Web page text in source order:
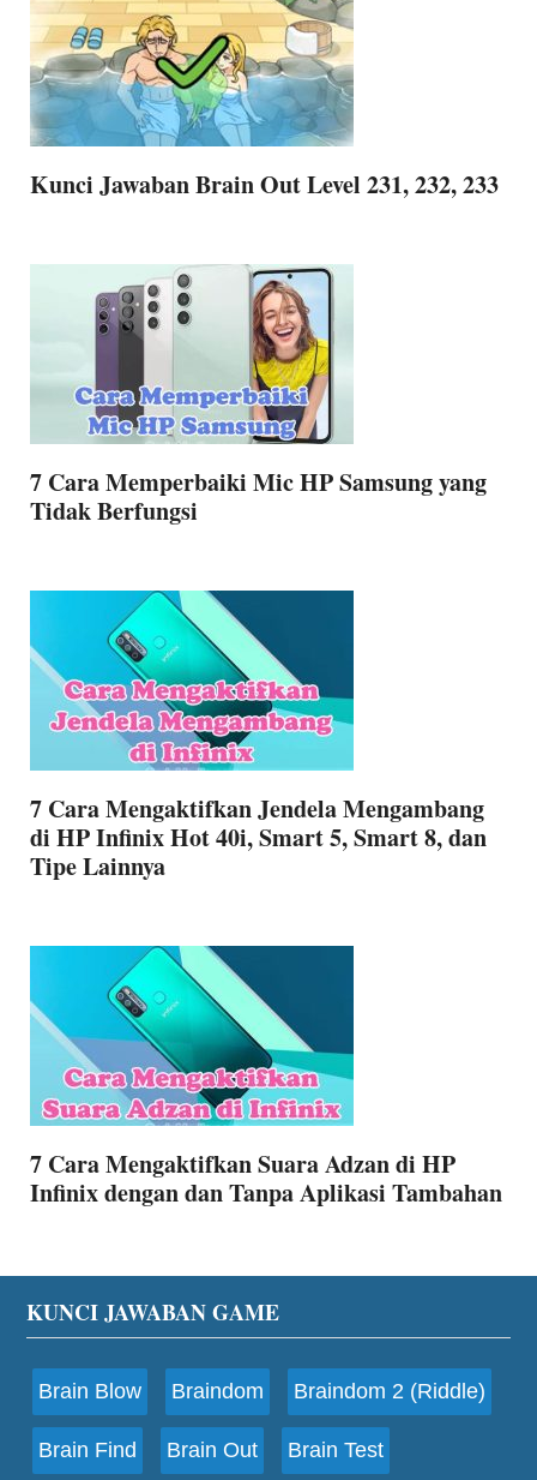
Kunci Jawaban Brain Out Level 231, 232, 233
7 Cara Memperbaiki Mic HP Samsung yang
Tidak Berfungsi
7 Cara Mengaktifkan Jendela Mengambang
di HP Infinix Hot 40i, Smart 5, Smart 8, dan
Tipe Lainnya
7 Cara Mengaktifkan Suara Adzan di HP
Infinix dengan dan Tanpa Aplikasi Tambahan
Footer
KUNCI JAWABAN GAME
Brain Blow Braindom Braindom 2 (Riddle)
Brain Find Brain Out Brain Test